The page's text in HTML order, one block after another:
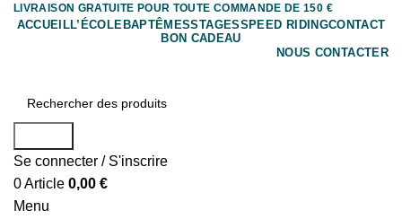
LIVRAISON GRATUITE POUR TOUTE COMMANDE DE 150 €
ACCUEILL’ÉCOLE BAPTÊMESSTAGESSPEED RIDINGCONTACT
BON CADEAU
NOUS CONTACTER
Se connecter / S'inscrire
0Article 0,00 €
Menu